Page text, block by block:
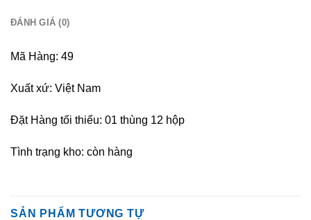
ĐÁNH GIÁ (0)
Mã Hàng: 49
Xuất xứ: Việt Nam
Đặt Hàng tối thiểu: 01 thùng 12 hộp
Tình trạng kho: còn hàng
SẢN PHẨM TƯƠNG TỰ